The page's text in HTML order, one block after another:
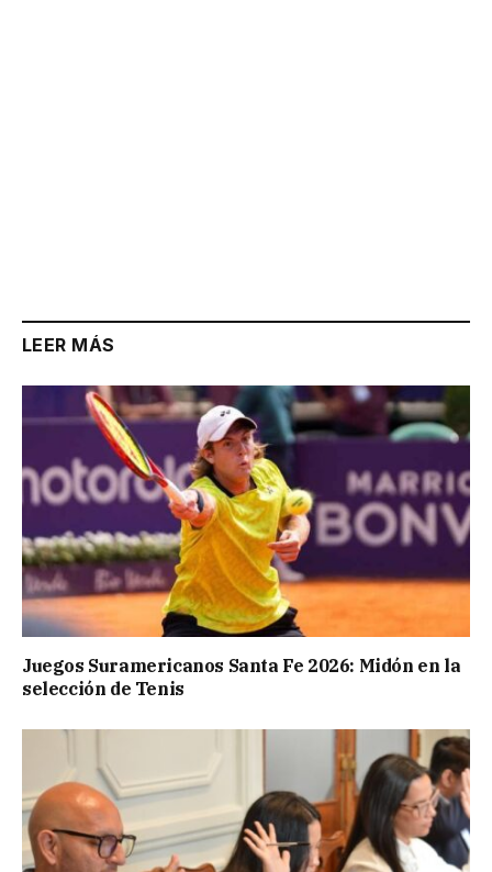
LEER MÁS
Juegos Suramericanos Santa Fe 2026: Midón en la
selección de Tenis